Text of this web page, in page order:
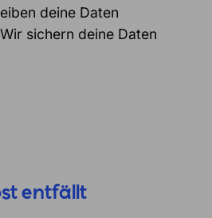
deine Daten
sichern deine Daten
entfällt